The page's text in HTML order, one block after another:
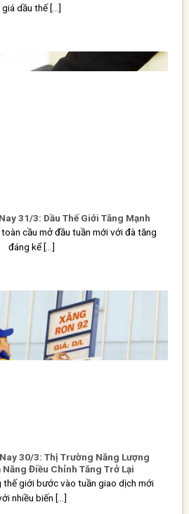
giá dầu thế [...]
31/3: Dầu Thế Giới Tăng Mạnh
cầu mở đầu tuần mới với đà tăng
đáng kể [...]
30/3: Thị Trường Năng Lượng
Điều Chỉnh Tăng Trở Lại
giới bước vào tuần giao dịch mới
nhiều biến [...]